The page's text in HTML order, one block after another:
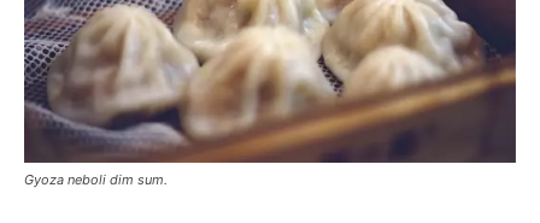
Gyoza neboli dim sum.